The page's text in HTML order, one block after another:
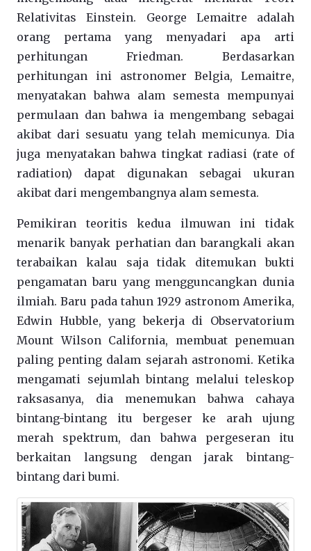
Relativitas Einstein. George Lemaitre adalah
orang pertama yang menyadari apa arti
perhitungan Friedman. Berdasarkan
perhitungan ini astronomer Belgia, Lemaitre,
menyatakan bahwa alam semesta mempunyai
permulaan dan bahwa ia mengembang sebagai
akibat dari sesuatu yang telah memicunya. Dia
juga menyatakan bahwa tingkat radiasi (rate of
radiation) dapat digunakan sebagai ukuran
akibat dari mengembangnya alam semesta.
Pemikiran teoritis kedua ilmuwan ini tidak
menarik banyak perhatian dan barangkali akan
terabaikan kalau saja tidak ditemukan bukti
pengamatan baru yang mengguncangkan dunia
ilmiah. Baru pada tahun 1929 astronom Amerika,
Edwin Hubble, yang bekerja di Observatorium
Mount Wilson California, membuat penemuan
paling penting dalam sejarah astronomi. Ketika
mengamati sejumlah bintang melalui teleskop
raksasanya, dia menemukan bahwa cahaya
bintang-bintang itu bergeser ke arah ujung
merah spektrum, dan bahwa pergeseran itu
berkaitan langsung dengan jarak bintang-
bintang dari bumi.